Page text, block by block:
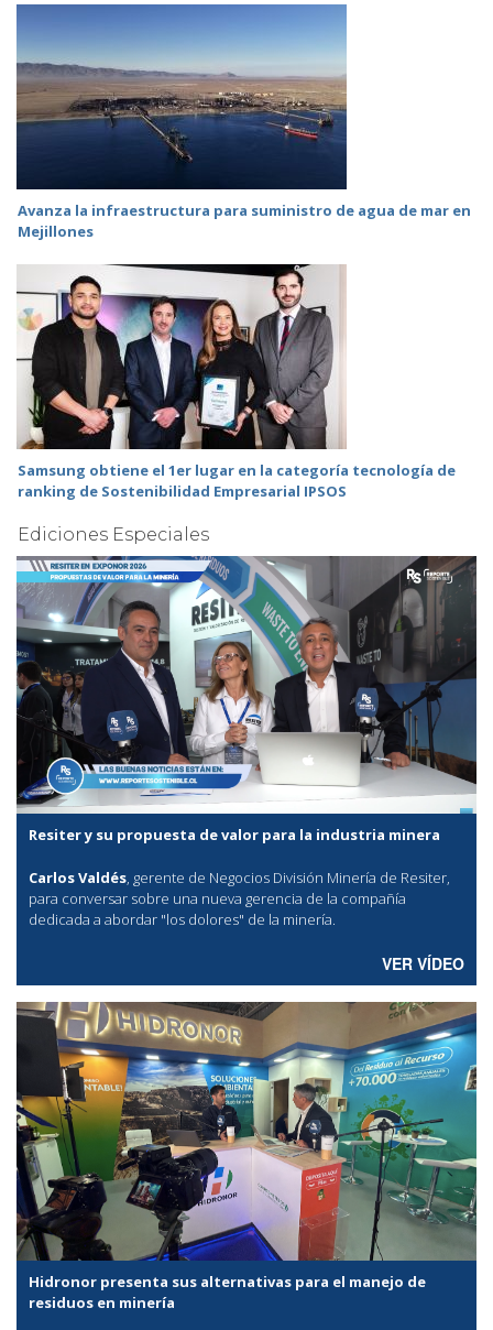
Avanza la infraestructura para suministro de agua de mar en
Mejillones
Samsung obtiene el 1er lugar en la categoría tecnología de
ranking de Sostenibilidad Empresarial IPSOS
Ediciones Especiales
Resiter y su propuesta de valor para la industria minera
Carlos Valdés, gerente de Negocios División Minería de Resiter,
para conversar sobre una nueva gerencia de la compañía
dedicada a abordar "los dolores" de la minería.
VER VÍDEO
Hidronor presenta sus alternativas para el manejo de
residuos en minería